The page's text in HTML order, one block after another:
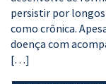
persistir por
como crônica.
doença com
[…]